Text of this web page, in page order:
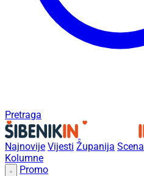
Pretraga
Najnovije Vijesti Županija Scena
Kolumne
Promo